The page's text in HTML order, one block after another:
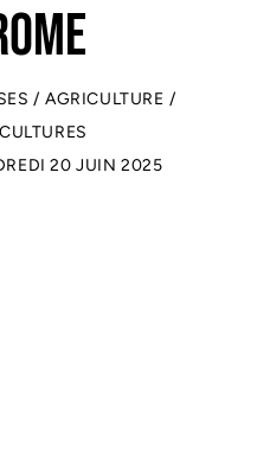
/ AGRICULTURE /
20 JUIN 2025
un nouvel onglet)
dans un nouvel onglet)